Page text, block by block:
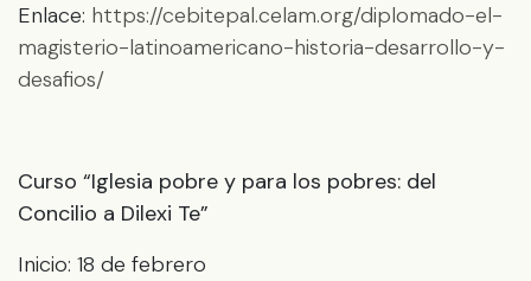
Enlace: https://cebitepal.celam.org/diplomado-el-
magisterio-latinoamericano-historia-desarrollo-y-
desafios/
Curso “Iglesia pobre y para los pobres: del
Concilio a Dilexi Te”
Inicio: 18 de febrero